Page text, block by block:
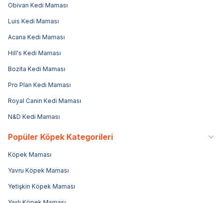
Obivan Kedi Maması
Luis Kedi Maması
Acana Kedi Maması
Hill's Kedi Maması
Bozita Kedi Maması
Pro Plan Kedi Maması
Royal Canin Kedi Maması
N&D Kedi Maması
Popüler Köpek Kategorileri
Köpek Maması
Yavru Köpek Maması
Yetişkin Köpek Maması